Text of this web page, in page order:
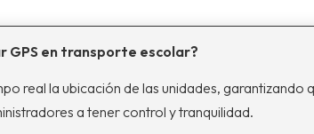
GPS en transporte escolar?
real la ubicación de las unidades,
a tener control y tranquilidad.